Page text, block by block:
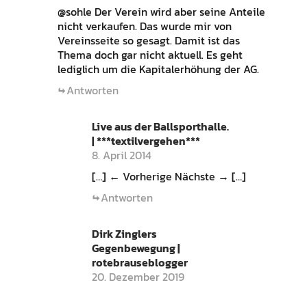
@sohle Der Verein wird aber seine Anteile
nicht verkaufen. Das wurde mir von
Vereinsseite so gesagt. Damit ist das
Thema doch gar nicht aktuell. Es geht
lediglich um die Kapitalerhöhung der AG.
Antworten
Live aus der Ballsporthalle.
| ***textilvergehen***
8. April 2014
[…] ← Vorherige Nächste → […]
Antworten
Dirk Zinglers
Gegenbewegung |
rotebrauseblogger
20. Dezember 2019